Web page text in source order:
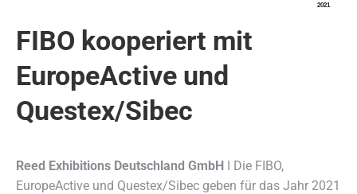
2021
FIBO kooperiert mit
EuropeActive und
Questex/Sibec
Reed Exhibitions Deutschland GmbH ǀ Die FIBO,
EuropeActive und Questex/Sibec geben für das Jahr 2021